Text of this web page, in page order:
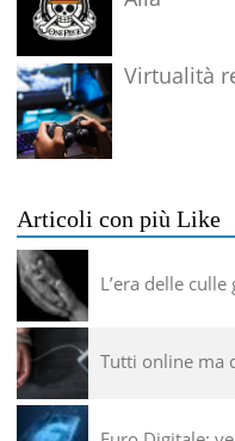
Virtualità
Articoli con più Like
L’era delle culle
Tutti online ma